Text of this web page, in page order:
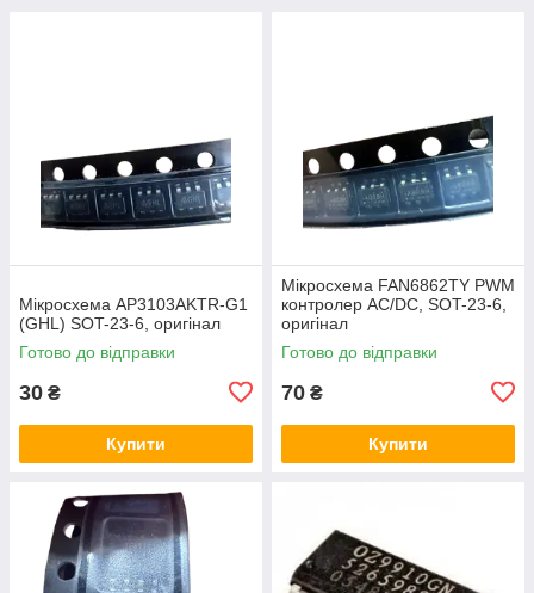
Мікросхема AP3103AKTR-G1
(GHL) SOT-23-6, оригінал
Готово до відправки
30 ₴
Купити
Мікросхема FAN6862TY PWM
контролер AC/DC, SOT-23-6,
оригінал
Готово до відправки
70 ₴
Купити